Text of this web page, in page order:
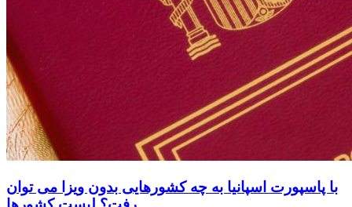
با پاسپورت اسپانیا به چه کشورهایی بدون ویزا می توان